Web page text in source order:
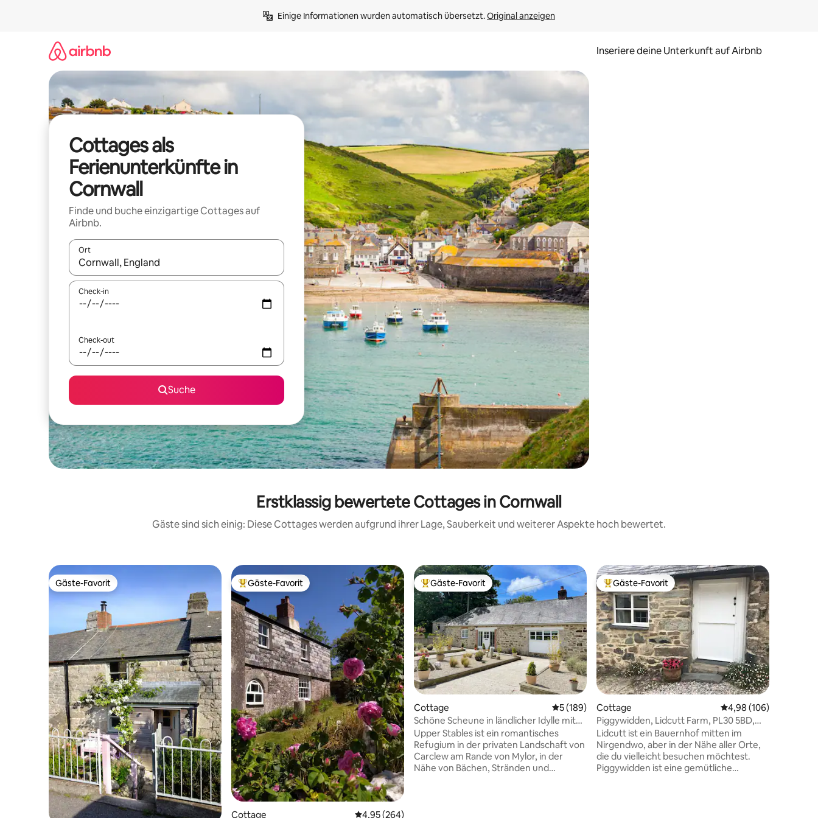
Einige Informationen wurden automatisch übersetzt. Original anzeigen
Inseriere deine Unterkunft auf Airbnb
Cottages als
Ferienunterkünfte in
Cornwall
Finde und buche einzigartige Cottages auf
Airbnb.
Ort
Wenn Ergebnisse verfügbar sind, navigiere mit den Pfeiltasten nach oben und unten oder erkunde die Ergebnisse durch Berühren oder Wischgesten.
Check-in
Check-out
Suche
Erstklassig bewertete Cottages in Cornwall
Gäste sind sich einig: Diese Cottages werden aufgrund ihrer Lage, Sauberkeit und weiterer Aspekte hoch bewertet.
Gäste-Favorit
Gäste-Favorit Beliebter Gäste-Favorit.
Gäste-Favorit
Cottage Durchschnittliche Bewertung: 4,95 von 5, 264 Bewertungen
4,95 (264)
Beliebter Gäste-Favorit.
Gäste-Favorit
Cottage Durchschnittliche Bewertung: 5 von 5, 189 Bewertungen
5 (189)
Schöne Scheune in ländlicher Idylle mit
Whirlpool
Upper Stables ist ein romantisches
Refugium in der privaten Landschaft von
Carclew am Rande von Mylor, in der
Nähe von Bächen, Stränden und
Beliebter Gäste-Favorit.
Gäste-Favorit
Cottage Durchschnittliche
4,98 (106)
Piggywidden, Lidcutt Farm, PL30 5BD,
Großbritannien
Lidcutt ist ein Bauernhof mitten im
Nirgendwo, aber in der Nähe aller Orte,
die du vielleicht besuchen möchtest.
Piggywidden ist eine gemütliche